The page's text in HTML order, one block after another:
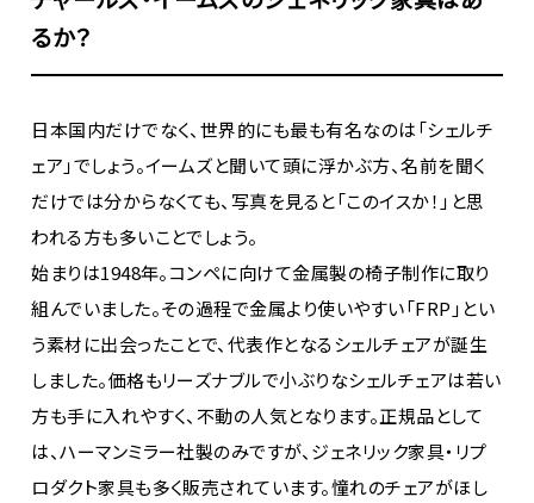
るか？
日本国内だけでなく、世界的にも最も有名なのは「シェルチ
ェア」でしょう。イームズと聞いて頭に浮かぶ方、名前を聞く
だけでは分からなくても、写真を見ると「このイスか！」と思
われる方も多いことでしょう。
始まりは1948年。コンペに向けて金属製の椅子制作に取り
組んでいました。その過程で金属より使いやすい「FRP」とい
う素材に出会ったことで、代表作となるシェルチェアが誕生
しました。価格もリーズナブルで小ぶりなシェルチェアは若い
方も手に入れやすく、不動の人気となります。正規品として
は、ハーマンミラー社製のみですが、ジェネリック家具・リプ
ロダクト家具も多く販売されています。憧れのチェアがほし